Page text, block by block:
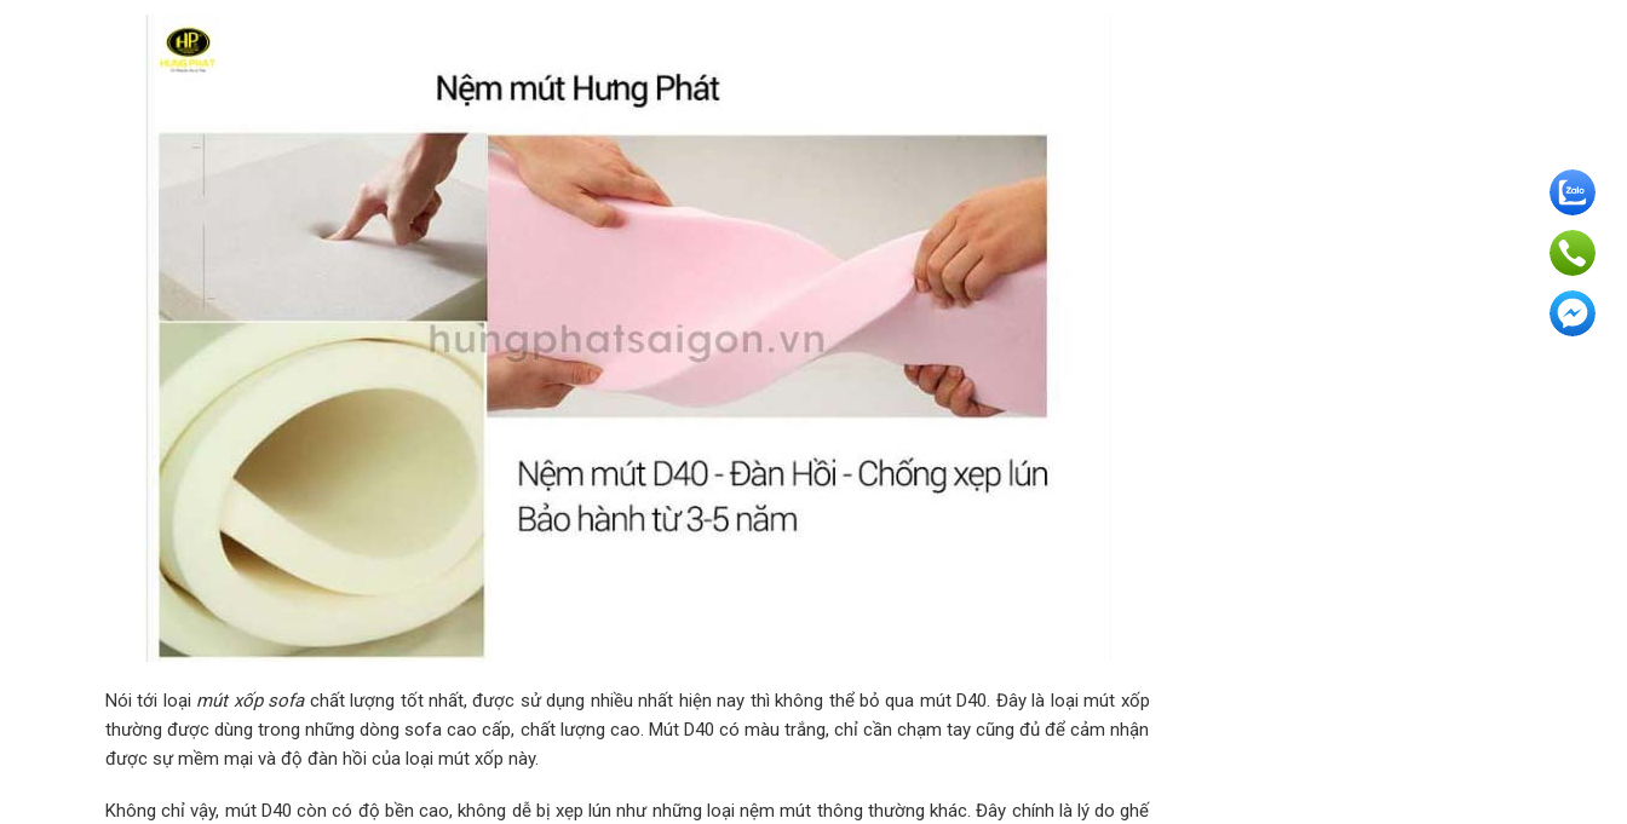
Nói tới loại mút xốp sofachất lượng tốt nhất, được sử dụng nhiều nhất hiện nay thì không thể bỏ qua mút D40. Đây là loại mút xốp
thường được dùng trong những dòng sofa cao cấp, chất lượng cao. Mút D40 có màu trắng, chỉ cần chạm tay cũng đủ để cảm nhận
được sự mềm mại và độ đàn hồi của loại mút xốp này.
Không chỉ vậy, mút D40 còn có độ bền cao, không dễ bị xẹp lún như những loại nệm mút thông thường khác. Đây chính là lý do ghế